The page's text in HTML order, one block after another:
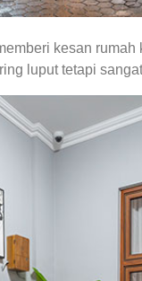
kesan
luput tetapi